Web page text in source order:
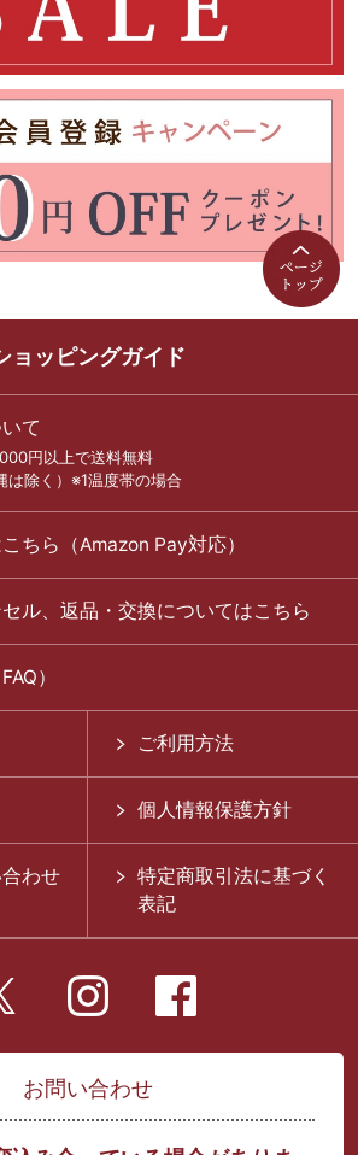
ョッピングガイド
て
円以上で送料無料
は除く）※1温度帯の場合
ちら（Amazon Pay対応）
ル、返品・交換についてはこちら
）
ご利用方法
個人情報保護方針
わせ
特定商取引法に基づく
表記
お問い合わせ